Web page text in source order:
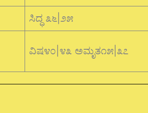
ಸಿದ್ಧ ೩೬|೨೫
ವಿಷ೪೦|೪೩ ಅಮೃತ೧೫|೩೭